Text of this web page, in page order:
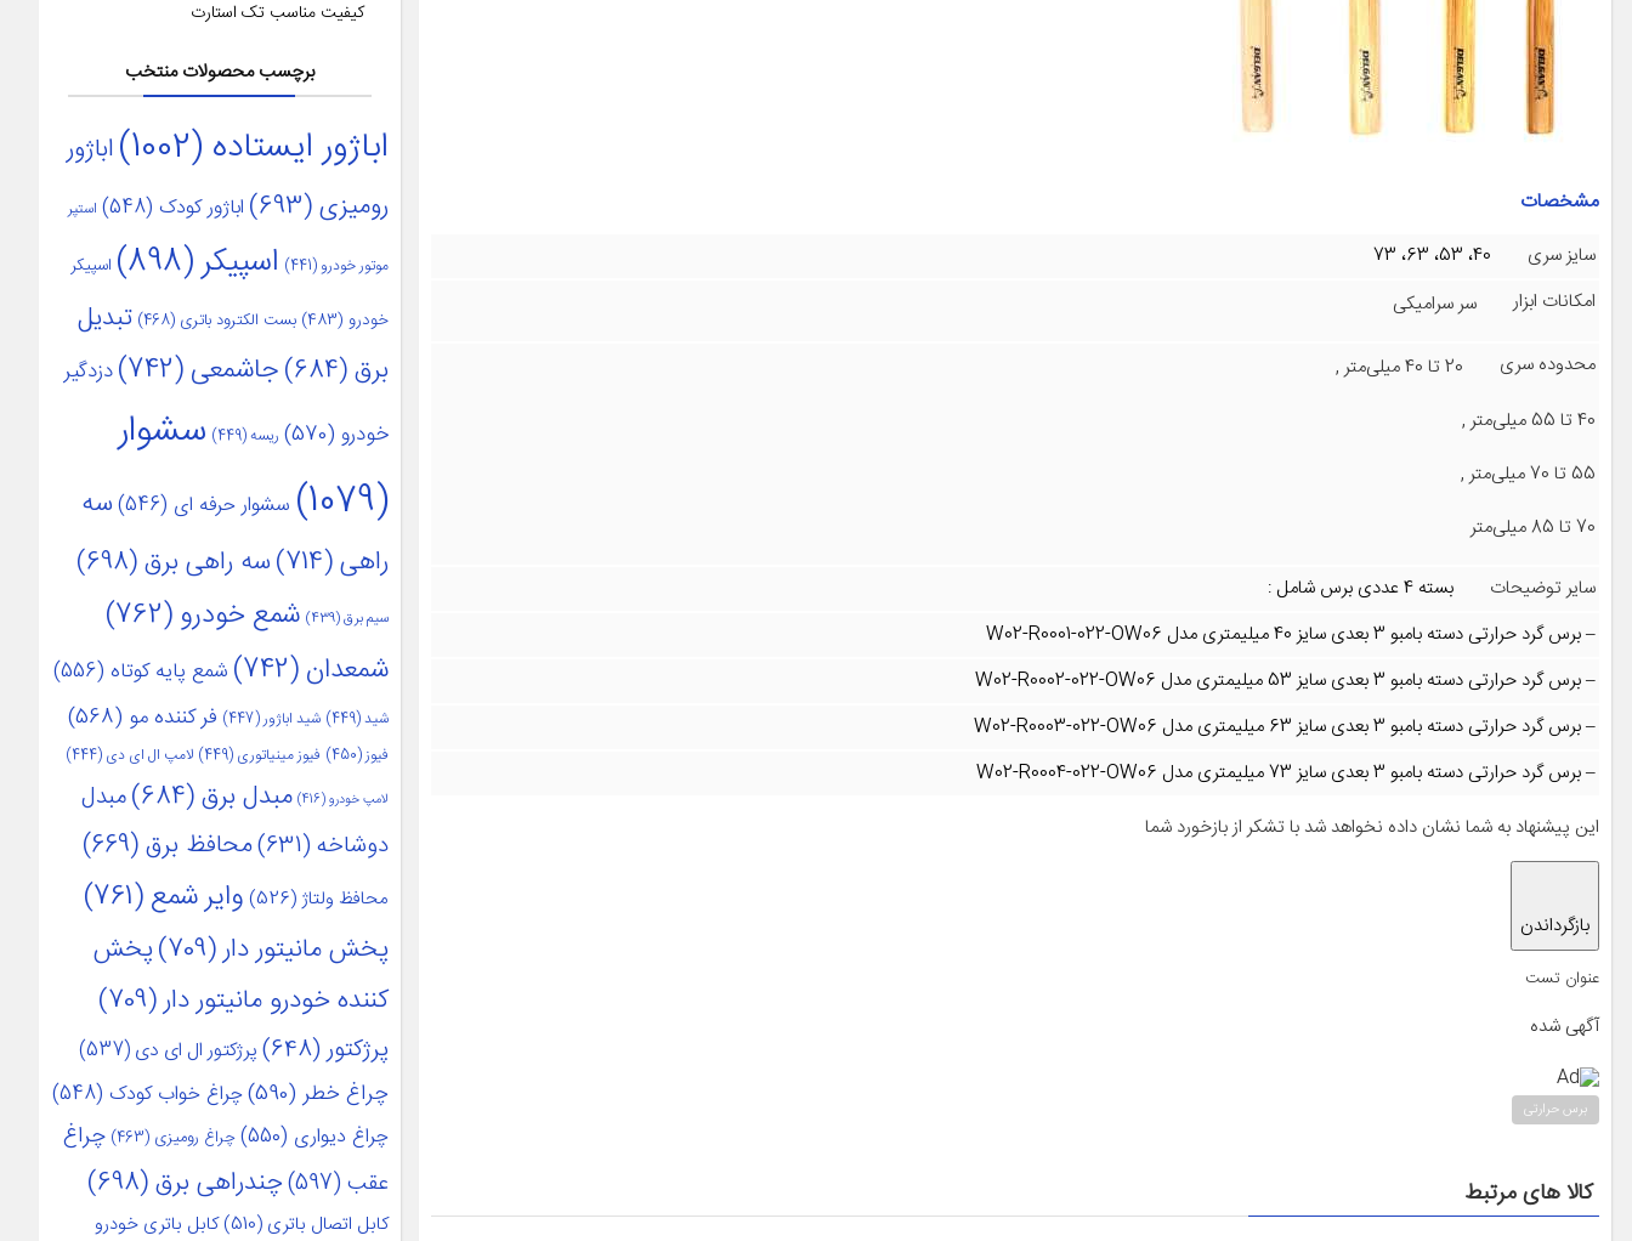
مشخصات
سایز سری
40، 53، 63، 73
امکانات ابزار
سر سرامیکی
محدوده سری
20 تا 40 میلی‌متر
,
40 تا 55 میلی‌متر
,
55 تا 70 میلی‌متر
,
70 تا 85 میلی‌متر
سایر توضیحات
بسته 4 عددی برس شامل :
– برس گرد حرارتی دسته بامبو 3 بعدی سایز 40 میلیمتری مدل W02-R0001-022-OW06
– برس گرد حرارتی دسته بامبو 3 بعدی سایز 53 میلیمتری مدل W02-R0002-022-OW06
– برس گرد حرارتی دسته بامبو 3 بعدی سایز 63 میلیمتری مدل W02-R0003-022-OW06
– برس گرد حرارتی دسته بامبو 3 بعدی سایز 73 میلیمتری مدل W02-R0004-022-OW06
این پیشنهاد به شما نشان داده نخواهد شد با تشکر از باز‌خورد شما
بازگرداندن
عنوان تست
آگهی شده
Ad
برس حرارتی
کالا های مرتبط
کیفیت مناسب تک استارت
برچسب محصولات منتخب
اباژور ایستاده (1002)
اباژور
رومیزی(693) اباژور کودک (548) استپر
موتور خودرو (441) اسپیکر(898) اسپیکر
خودرو (483) بست الکترود باتری (468)
تبدیل
برق(684) جاشمعی(742)
دزدگیر
خودرو (570) ریسه(449)
سشوار
(1079)
سشوار حرفه ای (546)
سه
راهی(714) سه راهی برق(698)
سیم برق(439) شمع خودرو(762)
شمعدان(742) شمع پایه کوتاه (556)
شید(449) شید اباژور(447) فر کننده مو (568)
فیوز(450) فیوز مینیاتوری (449) لامپ ال ای دی (444)
لامپ خودرو(416) مبدل برق(684)
مبدل
دوشاخه(631) محافظ برق(669)
محافظ ولتاژ(526) وایر شمع(761)
پخش مانیتور دار(709)
پخش
کننده خودرو مانیتور دار(709)
پرژکتور(648) پرژکتور ال ای دی(537)
چراغ خطر(590) چراغ خواب کودک (548)
چراغ دیواری (550) چراغ رومیزی (463)
چراغ
عقب (597) چندراهی برق(698)
کابل اتصال باتری (510)
کابل باتری خودرو